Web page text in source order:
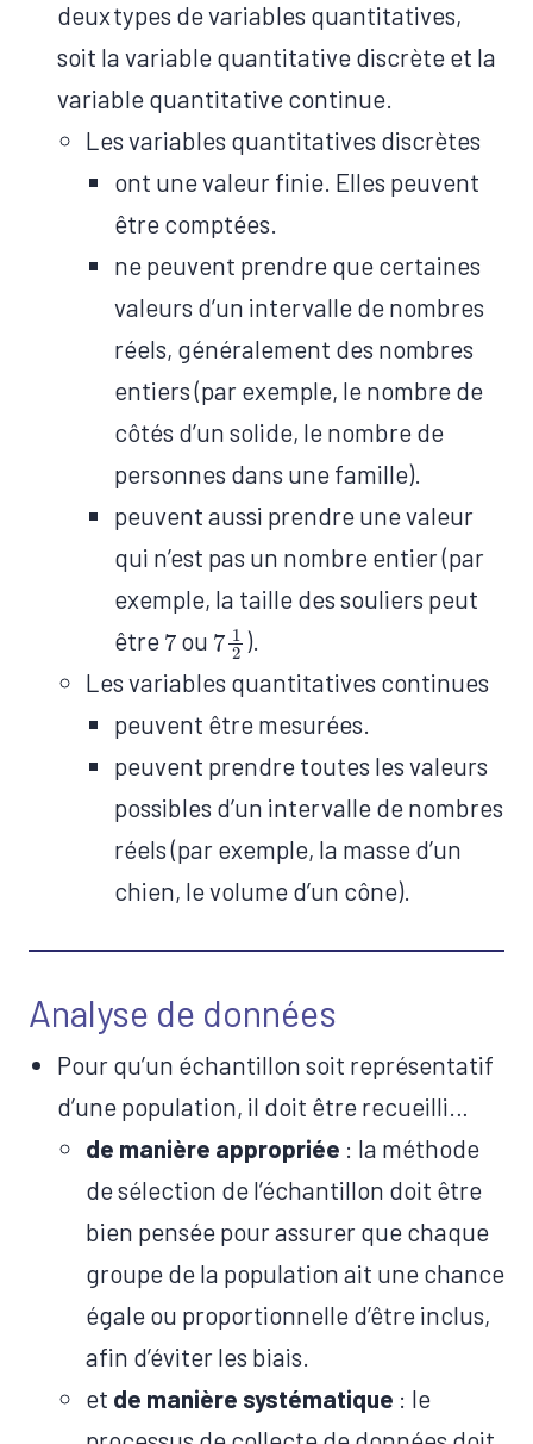
deux types de variables quantitatives,
soit la variable quantitative discrète et la
variable quantitative continue.
Les variables quantitatives discrètes
ont une valeur finie. Elles peuvent
être comptées.
ne peuvent prendre que certaines
valeurs d’un intervalle de nombres
réels, ​généralement des nombres
entiers (par exemple, le nombre de
côtés d’un solide, le nombre de
personnes dans une famille).
peuvent aussi prendre une valeur
qui n’est pas un nombre entier (par
exemple, la taille des souliers peut
être 7 ou 7 1
2
).
Les variables quantitatives continues
peuvent être mesurées.
peuvent prendre toutes les valeurs
possibles d’un intervalle de nombres
réels (par exemple, la masse d’un
chien, le volume d’un cône).
Analyse de données
​Pour qu’un échantillon soit représentatif
d’une population, il doit être recueilli…
de manière appropriée : la méthode
de sélection de l’échantillon doit être
bien pensée pour assurer que chaque
groupe de la population ait une chance
égale ou proportionnelle d’être inclus,
afin d’éviter les biais.
et de manière systématique : le